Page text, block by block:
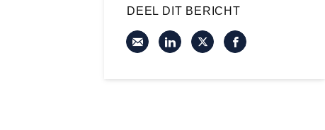
DEEL DIT BERICHT